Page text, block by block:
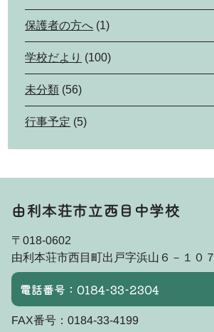
保護者の方へ (1)
学校だより (100)
未分類 (56)
行事予定 (5)
由利本荘市立西目中学校
〒018-0602
由利本荘市西目町出戸字浜山６－１０７
電話番号：0184-33-2304
FAX番号：0184-33-4199